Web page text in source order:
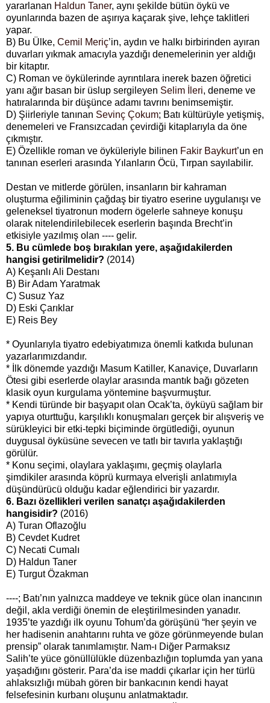
yararlanan Haldun Taner, aynı şekilde bütün öykü ve
oyunlarında bazen de aşırıya kaçarak şive, lehçe taklitleri
yapar.
B) Bu Ülke, Cemil Meriç’in, aydın ve halkı birbirinden ayıran
duvarları yıkmak amacıyla yazdığı denemelerinin yer aldığı
bir kitaptır.
C) Roman ve öykülerinde ayrıntılara inerek bazen öğretici
yanı ağır basan bir üslup sergileyen Selim İleri, deneme ve
hatıralarında bir düşünce adamı tavrını benimsemiştir.
D) Şiirleriyle tanınan Sevinç Çokum; Batı kültürüyle yetişmiş,
denemeleri ve Fransızcadan çevirdiği kitaplarıyla da öne
çıkmıştır.
E) Özellikle roman ve öyküleriyle bilinen Fakir Baykurt’un en
tanınan eserleri arasında Yılanların Öcü, Tırpan sayılabilir.
Destan ve mitlerde görülen, insanların bir kahraman
oluşturma eğiliminin çağdaş bir tiyatro eserine uygulanışı ve
geleneksel tiyatronun modern ögelerle sahneye konuşu
olarak nitelendirilebilecek eserlerin başında Brecht’in
etkisiyle yazılmış olan ---- gelir.
5. Bu cümlede boş bırakılan yere, aşağıdakilerden
hangisi getirilmelidir? (2014)
A) Keşanlı Ali Destanı
B) Bir Adam Yaratmak
C) Susuz Yaz
D) Eski Çarıklar
E) Reis Bey
* Oyunlarıyla tiyatro edebiyatımıza önemli katkıda bulunan
yazarlarımızdandır.
* İlk dönemde yazdığı Masum Katiller, Kanaviçe, Duvarların
Ötesi gibi eserlerde olaylar arasında mantık bağı gözeten
klasik oyun kurgulama yöntemine başvurmuştur.
* Kendi türünde bir başyapıt olan Ocak’ta, öyküyü sağlam bir
yapıya oturttuğu, karşılıklı konuşmaları gerçek bir alışveriş ve
sürükleyici bir etki-tepki biçiminde örgütlediği, oyunun
duygusal öyküsüne sevecen ve tatlı bir tavırla yaklaştığı
görülür.
* Konu seçimi, olaylara yaklaşımı, geçmiş olaylarla
şimdikiler arasında köprü kurmaya elverişli anlatımıyla
düşündürücü olduğu kadar eğlendirici bir yazardır.
6. Bazı özellikleri verilen sanatçı aşağıdakilerden
hangisidir? (2016)
A) Turan Oflazoğlu
B) Cevdet Kudret
C) Necati Cumalı
D) Haldun Taner
E) Turgut Özakman
----; Batı’nın yalnızca maddeye ve teknik güce olan inancının
değil, akla verdiği önemin de eleştirilmesinden yanadır.
1935’te yazdığı ilk oyunu Tohum’da görüşünü “her şeyin ve
her hadisenin anahtarını ruhta ve göze görünmeyende bulan
prensip” olarak tanımlamıştır. Nam-ı Diğer Parmaksız
Salih’te yüce gönüllülükle düzenbazlığın toplumda yan yana
yaşadığını gösterir. Para’da ise maddi çıkarlar için her türlü
ahlaksızlığı mübah gören bir bankacının kendi hayat
felsefesinin kurbanı oluşunu anlatmaktadır.